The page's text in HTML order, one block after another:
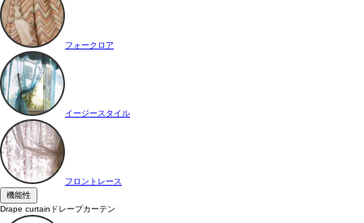
フォークロア
イージースタイル
フロントレース
機能性
Drape curtain ドレープカーテン